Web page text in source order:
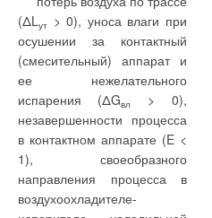
(ΔLут > 0), уноса влаги при
осушении за контактный
(смесительный) аппарат и
ее нежелательного
испарения (ΔGвл
> 0),
незавершенности процесса
в контактном аппарате (E <
1), своеобразного
направления процесса в
воздухоохладителе-
«Теплогазоснабжение и
вентиляция» СГТУ
разработан оптимальный
типоряд индивидуальных
Примем в качестве
целевой функции задачи
удельные
Федерации, диктуют
очень жесткие
требования к
качеству
сбрасываемых в
водоемы сточных
вод
концентрации взвешенных
веществ в пробах,